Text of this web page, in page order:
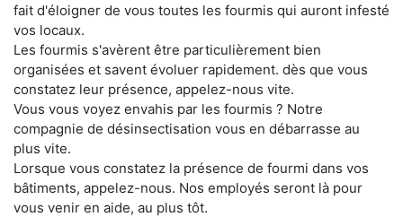
fait d'éloigner de vous toutes les fourmis qui auront infesté
vos locaux.
Les fourmis s'avèrent être particulièrement bien
organisées et savent évoluer rapidement. dès que vous
constatez leur présence, appelez-nous vite.
Vous vous voyez envahis par les fourmis ? Notre
compagnie de désinsectisation vous en débarrasse au
plus vite.
Lorsque vous constatez la présence de fourmi dans vos
bâtiments, appelez-nous. Nos employés seront là pour
vous venir en aide, au plus tôt.